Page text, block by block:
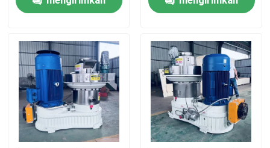
Rumah
Produk
Tampilan VR
Tentang kita
Hemat Energi